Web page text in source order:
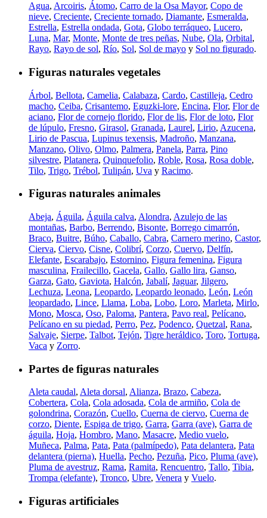
Agua, Arcoiris, Átomo, Carro de la Osa Mayor, Copo de
nieve, Creciente, Creciente tornado, Diamante, Esmeralda,
Estrella, Estrella ondada, Gota, Globo terráqueo, Lucero,
Luna, Mar, Monte, Monte de tres peñas, Nube, Ola, Orbital,
Rayo, Rayo de sol, Río, Sol, Sol de mayo y Sol no figurado.
Figuras naturales vegetales
Árbol, Bellota, Camelia, Calabaza, Cardo, Castilleja, Cedro
macho, Ceiba, Crisantemo, Eguzki-lore, Encina, Flor, Flor de
aciano, Flor de cornejo florido, Flor de lis, Flor de loto, Flor
de lúpulo, Fresno, Girasol, Granada, Laurel, Lirio, Azucena,
Lirio de Pascua, Lupinus texensis, Madroño, Manzana,
Manzano, Olivo, Olmo, Palmera, Panela, Parra, Pino
silvestre, Platanera, Quinquefolio, Roble, Rosa, Rosa doble,
Tilo, Trigo, Trébol, Tulipán, Uva y Racimo.
Figuras naturales animales
Abeja, Águila, Águila calva, Alondra, Azulejo de las
montañas, Barbo, Berrendo, Bisonte, Borrego cimarrón,
Braco, Buitre, Búho, Caballo, Cabra, Carnero merino, Castor,
Cierva, Ciervo, Cisne, Colibrí, Corzo, Cuervo, Delfín,
Elefante, Escarabajo, Estornino, Figura femenina, Figura
masculina, Frailecillo, Gacela, Gallo, Gallo lira, Ganso,
Garza, Gato, Gaviota, Halcón, Jabalí, Jaguar, Jilgero,
Lechuza, Leona, Leopardo, Leopardo leonado, León, León
leopardado, Lince, Llama, Loba, Lobo, Loro, Marleta, Mirlo,
Mono, Mosca, Oso, Paloma, Pantera, Pavo real, Pelícano,
Pelícano en su piedad, Perro, Pez, Podenco, Quetzal, Rana,
Salvaje, Sierpe, Talbot, Tejón, Tigre heráldico, Toro, Tortuga,
Vaca y Zorro.
Partes de figuras naturales
Aleta caudal, Aleta dorsal, Alianza, Brazo, Cabeza,
Cobertera, Cola, Cola adosada, Cola de armiño, Cola de
golondrina, Corazón, Cuello, Cuerna de ciervo, Cuerna de
corzo, Diente, Espiga de trigo, Garra, Garra (ave), Garra de
águila, Hoja, Hombro, Mano, Masacre, Medio vuelo,
Muñeca, Palma, Pata, Pata (palmípedo), Pata delantera, Pata
delantera (pierna), Huella, Pecho, Pezuña, Pico, Pluma (ave),
Pluma de avestruz, Rama, Ramita, Rencuentro, Tallo, Tibia,
Trompa (elefante), Tronco, Ubre, Venera y Vuelo.
Figuras artificiales